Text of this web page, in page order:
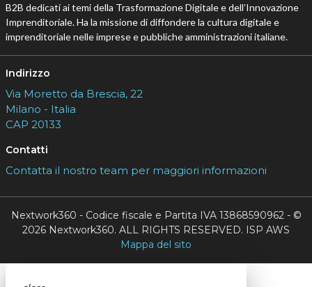
B2B dedicati ai temi della Trasformazione Digitale e dell’Innovazione
Imprenditoriale. Ha la missione di diffondere la cultura digitale e
imprenditoriale nelle imprese e pubbliche amministrazioni italiane.
Indirizzo
Via Moretto da Brescia, 22
Milano - Italia
CAP 20133
Contatti
Contatta il nostro team per maggiori informazioni
Nextwork360 - Codice fiscale e Partita IVA 13868590962 - ©
2026 Nextwork360. ALL RIGHTS RESERVED. ISP AWS
Mappa del sito